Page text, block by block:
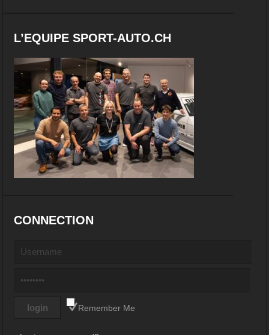
L’EQUIPE SPORT-AUTO.CH
CONNECTION
Remember Me